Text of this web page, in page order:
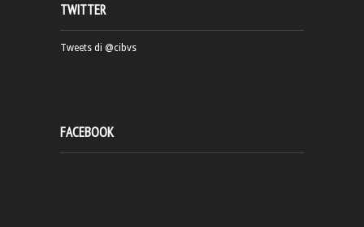
TWITTER
Tweets di @cibvs
FACEBOOK